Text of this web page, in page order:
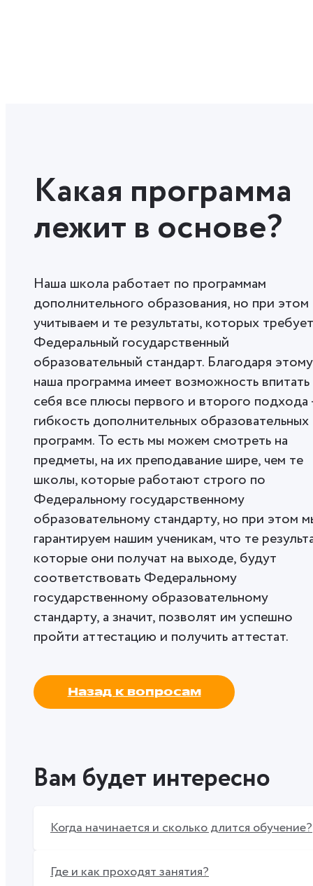
Какая программа
лежит в основе?
Наша школа работает по программам
дополнительного образования, но при
учитываем и те результаты, которых требует
Федеральный государственный
образовательный стандарт. Благодаря этому
наша программа имеет возможность впитать
себя все плюсы первого и второго подхода
гибкость дополнительных образовательных
программ. То есть мы можем смотреть на
предметы, на их преподавание шире, чем те
школы, которые работают строго по
Федеральному государственному
образовательному стандарту, но при этом
гарантируем нашим ученикам, что те
которые они получат на выходе, будут
соответствовать Федеральному
государственному образовательному
стандарту, а значит, позволят им успешно
пройти аттестацию и получить аттестат.
Назад к вопросам
Вам будет интересно
Когда начинается и сколько длится обучение?
Где и как проходят занятия?